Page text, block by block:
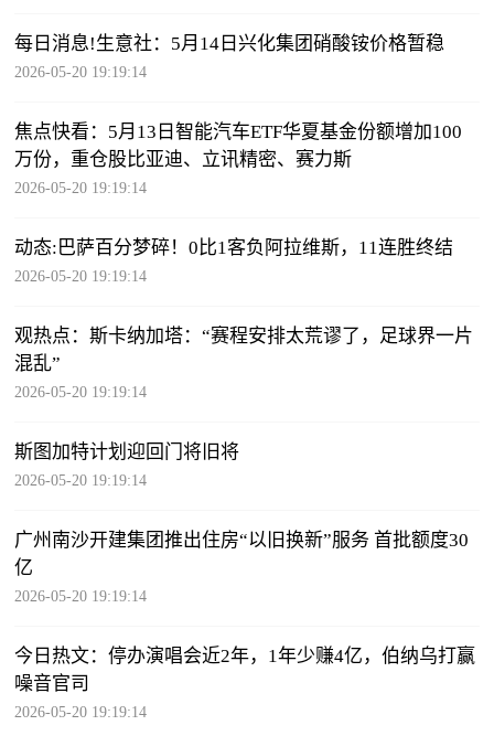
每日消息!生意社：5月14日兴化集团硝酸铵价格暂稳
2026-05-20 19:19:14
焦点快看：5月13日智能汽车ETF华夏基金份额增加100
万份，重仓股比亚迪、立讯精密、赛力斯
2026-05-20 19:19:14
动态:巴萨百分梦碎！0比1客负阿拉维斯，11连胜终结
2026-05-20 19:19:14
观热点：斯卡纳加塔：“赛程安排太荒谬了，足球界一片
混乱”
2026-05-20 19:19:14
斯图加特计划迎回门将旧将
2026-05-20 19:19:14
广州南沙开建集团推出住房“以旧换新”服务 首批额度30
亿
2026-05-20 19:19:14
今日热文：停办演唱会近2年，1年少赚4亿，伯纳乌打赢
噪音官司
2026-05-20 19:19:14